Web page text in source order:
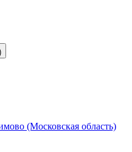
(Московская область)